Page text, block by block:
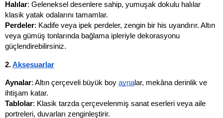
Halılar: Geleneksel desenlere sahip, yumuşak dokulu halılar
klasik yatak odalarını tamamlar.
Perdeler: Kadife veya ipek perdeler, zengin bir his uyandırır. Altın
veya gümüş tonlarında bağlama ipleriyle dekorasyonu
güçlendirebilirsiniz.
2. Aksesuarlar
Aynalar: Altın çerçeveli büyük boy aynalar, mekâna derinlik ve
ihtişam katar.
Tablolar: Klasik tarzda çerçevelenmiş sanat eserleri veya aile
portreleri, duvarları zenginleştirir.